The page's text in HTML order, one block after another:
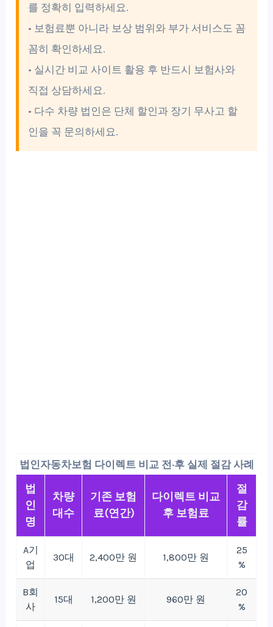
를 정확히 입력하세요.
• 보험료뿐 아니라 보상 범위와 부가 서비스도 꼼
꼼히 확인하세요.
• 실시간 비교 사이트 활용 후 반드시 보험사와
직접 상담하세요.
• 다수 차량 법인은 단체 할인과 장기 무사고 할
인을 꼭 문의하세요.
법인자동차보험 다이렉트 비교 전·후 실제 절감 사례
법
인
명
차량
대수
기존 보험
료(연간)
다이렉트 비교
후 보험료
절
감
률
A기
업
30대 2,400만 원 1,800만 원
25
%
B회
사
15대 1,200만 원 960만 원
20
%